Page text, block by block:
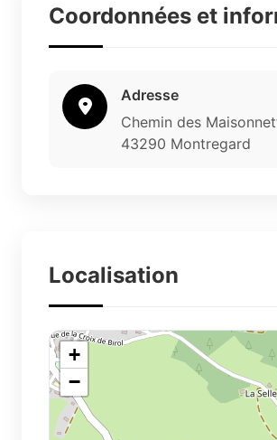
Coordonnées et
Adresse
Chemin des
43290 Montregard
Localisation
+
−